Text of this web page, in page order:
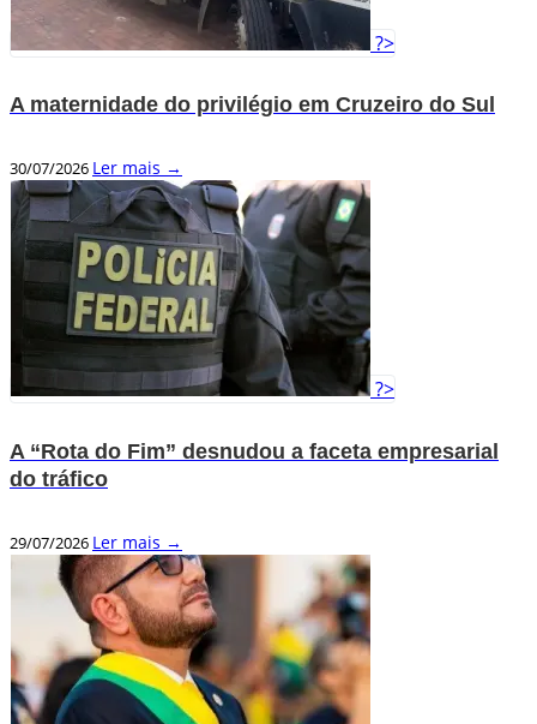
?>
A maternidade do privilégio em Cruzeiro do Sul
30/07/2026 Ler mais →
?>
A “Rota do Fim” desnudou a faceta empresarial
do tráfico
29/07/2026 Ler mais →